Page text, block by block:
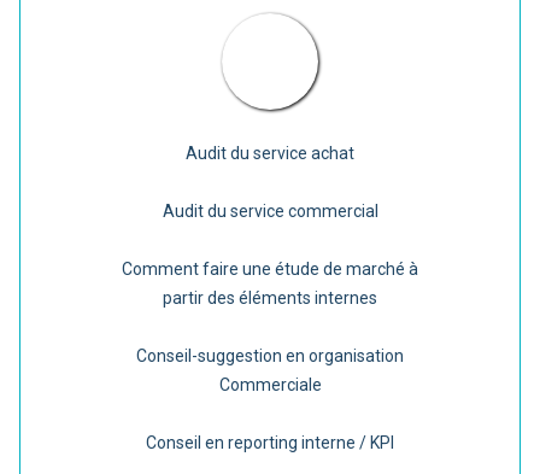
Audit du service achat
Audit du service commercial
Comment faire une étude de marché à
partir des éléments internes
Conseil-suggestion en organisation
Commerciale
Conseil en reporting interne / KPI